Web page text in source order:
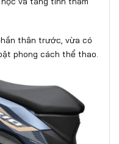
thân trước, vừa có
phong cách thể thao.